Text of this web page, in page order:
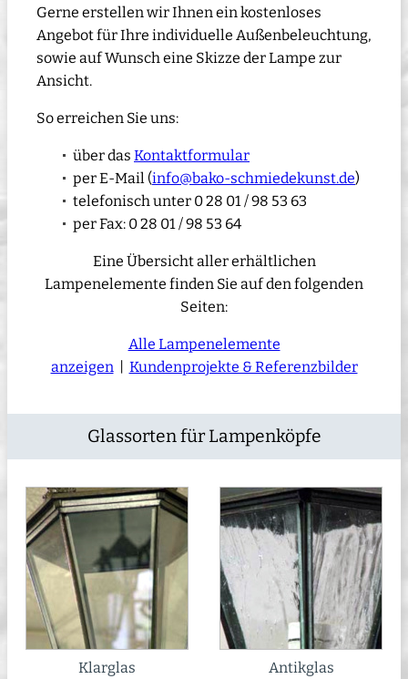
Gerne erstellen wir Ihnen ein kostenloses
Angebot für Ihre individuelle Außenbeleuchtung,
sowie auf Wunsch eine Skizze der Lampe zur
Ansicht.
So erreichen Sie uns:
über das Kontaktformular
per E-Mail (info@bako-schmiedekunst.de)
telefonisch unter 0 28 01 / 98 53 63
per Fax: 0 28 01 / 98 53 64
Eine Übersicht aller erhältlichen
Lampenelemente finden Sie auf den folgenden
Seiten:
Alle Lampenelemente
anzeigen| Kundenprojekte & Referenzbilder
Glassorten für Lampenköpfe
Klarglas Antikglas